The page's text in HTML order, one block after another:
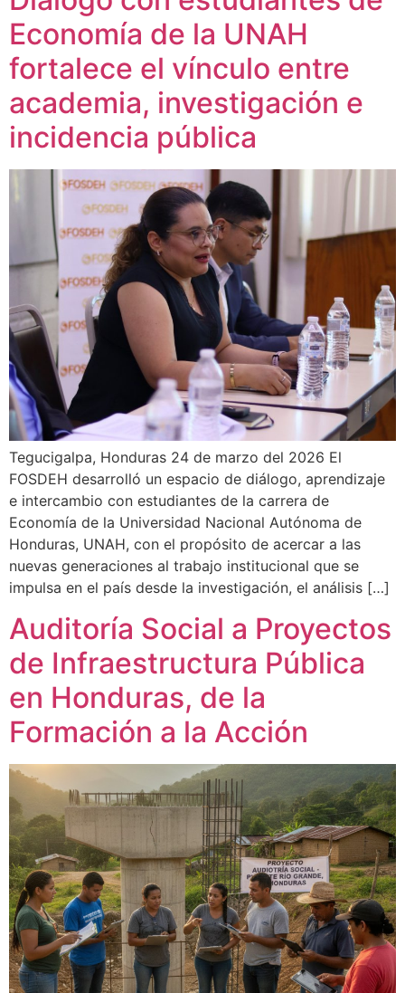
Economía de la UNAH
fortalece el vínculo entre
academia, investigación e
incidencia pública
Tegucigalpa, Honduras 24 de marzo del 2026 El
FOSDEH desarrolló un espacio de diálogo, aprendizaje
e intercambio con estudiantes de la carrera de
Economía de la Universidad Nacional Autónoma de
Honduras, UNAH, con el propósito de acercar a las
nuevas generaciones al trabajo institucional que se
impulsa en el país desde la investigación, el análisis […]
Auditoría Social a Proyectos
de Infraestructura Pública
en Honduras, de la
Formación a la Acción